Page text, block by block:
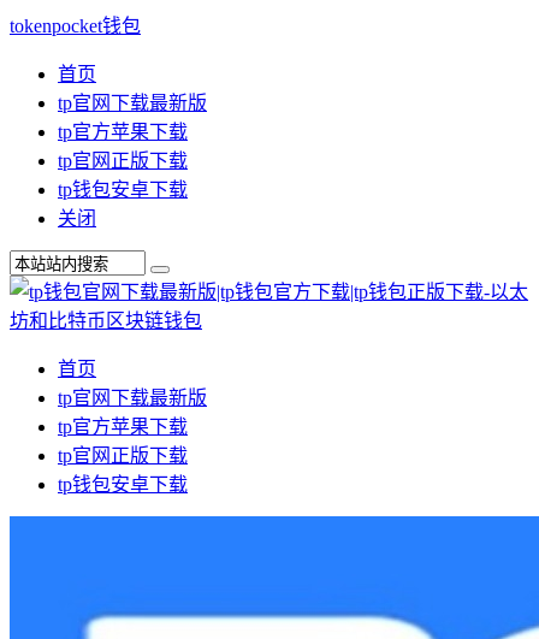
tokenpocket钱包
首页
tp官网下载最新版
tp官方苹果下载
tp官网正版下载
tp钱包安卓下载
关闭
首页
tp官网下载最新版
tp官方苹果下载
tp官网正版下载
tp钱包安卓下载